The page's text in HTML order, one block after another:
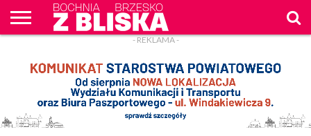
WPROST
REKLAM
- REKLAMA -